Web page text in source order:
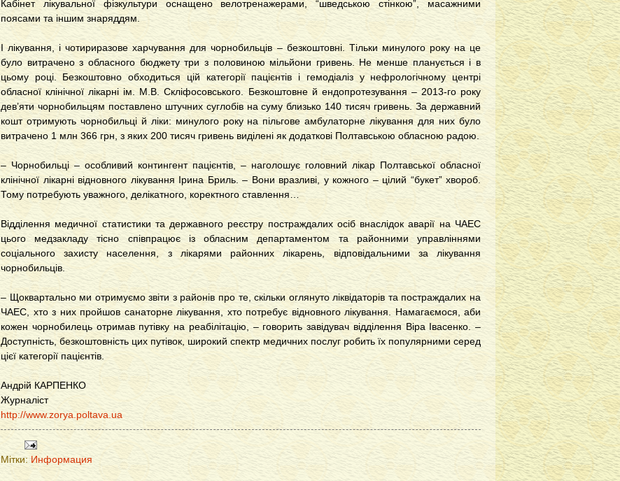
Кабінет лікувальної фізкультури оснащено велотренажерами, “шведською стінкою”, масажними
поясами та іншим знаряддям.
І лікування, і чотириразове харчування для чорнобильців – безкоштовні. Тільки минулого року на це
було витрачено з обласного бюджету три з половиною мільйони гривень. Не менше планується і в
цьому році. Безкоштовно обходиться цій категорії пацієнтів і гемодіаліз у нефрологічному центрі
обласної клінічної лікарні ім. М.В. Скліфосовського. Безкоштовне й ендопротезування – 2013-го року
дев’яти чорнобильцям поставлено штучних суглобів на суму близько 140 тисяч гривень. За державний
кошт отримують чорнобильці й ліки: минулого року на пільгове амбулаторне лікування для них було
витрачено 1 млн 366 грн, з яких 200 тисяч гривень виділені як додаткові Полтавською обласною радою.
– Чорнобильці – особливий контингент пацієнтів, – наголошує головний лікар Полтавської обласної
клінічної лікарні відновного лікування Ірина Бриль. – Вони вразливі, у кожного – цілий “букет” хвороб.
Тому потребують уважного, делікатного, коректного ставлення…
Відділення медичної статистики та державного реєстру постраждалих осіб внаслідок аварії на ЧАЕС
цього медзакладу тісно співпрацює із обласним департаментом та районними управліннями
соціального захисту населення, з лікарями районних лікарень, відповідальними за лікування
чорнобильців.
– Щоквартально ми отримуємо звіти з районів про те, скільки оглянуто ліквідаторів та постраждалих на
ЧАЕС, хто з них пройшов санаторне лікування, хто потребує відновного лікування. Намагаємося, аби
кожен чорнобилець отримав путівку на реабілітацію, – говорить завідувач відділення Віра Івасенко. –
Доступність, безкоштовність цих путівок, широкий спектр медичних послуг робить їх популярними серед
цієї категорії пацієнтів.
Андрій КАРПЕНКО
Журналіст
http://www.zorya.poltava.ua
Мітки: Информация